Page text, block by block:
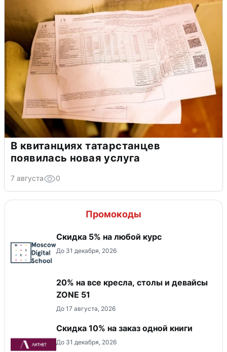
В квитанциях татарстанцев
появилась новая услуга
7 августа 0
Промокоды
Скидка 5% на любой курс
До 31 декабря, 2026
20% на все кресла, столы и девайсы
ZONE 51
До 17 августа, 2026
Скидка 10% на заказ одной книги
До 31 декабря, 2026